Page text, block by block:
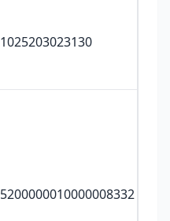
1025203023130
5200000010000008332